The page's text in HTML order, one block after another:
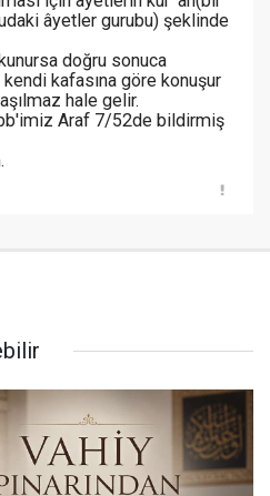
âyetler gurubu) şeklinde
doğru sonuca
kafasına göre konuşur
hale gelir.
Araf 7/52de bildirmiş